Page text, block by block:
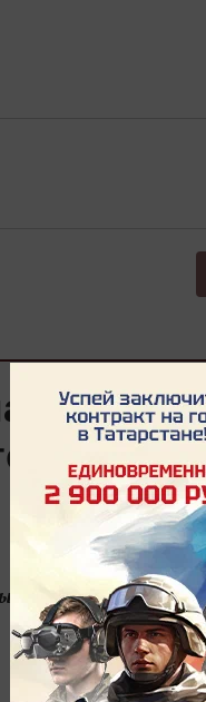
ИВЛ:
директором